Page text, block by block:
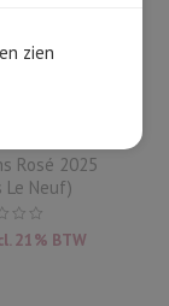
Rosé 2025
Le Neuf)
21% BTW
zien